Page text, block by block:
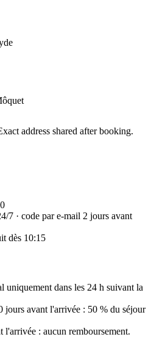
address shared after booking.
7 · code par e-mail 2 jours avant
dès 10:15
uniquement dans les 24 h suivant la
jours avant l'arrivée : 50 % du séjour
l'arrivée : aucun remboursement.